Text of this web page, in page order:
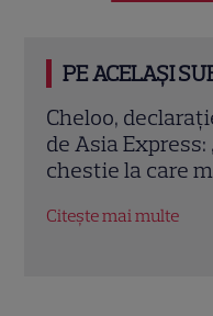
PE ACELAȘI
Amendă de 4
PRO TV.
contesta decizia
Citește mai multe